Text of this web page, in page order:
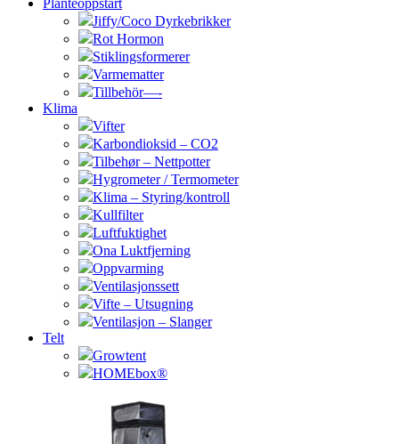
Planteoppstart
Jiffy/Coco Dyrkebrikker
Rot Hormon
Stiklingsformerer
Varmematter
Tillbehör—-
Klima
Vifter
Karbondioksid – CO2
Tilbehør – Nettpotter
Hygrometer / Termometer
Klima – Styring/kontroll
Kullfilter
Luftfuktighet
Ona Luktfjerning
Oppvarming
Ventilasjonssett
Vifte – Utsugning
Ventilasjon – Slanger
Telt
Growtent
HOMEbox®